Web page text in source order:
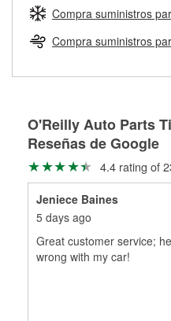
Más información sobre el
Herramientas de O'Reilly
medirán tus tambores o
ser rectificados con
pueden ser reutilizados,
partes de reemplazo
Rectificación de tambores y
Compra suministros
Compra suministros
O'Reilly Auto Parts
Reseñas de Google
4.4 rating of
Jeniece Baines
5 days ago
Great customer service;
wrong with my car!